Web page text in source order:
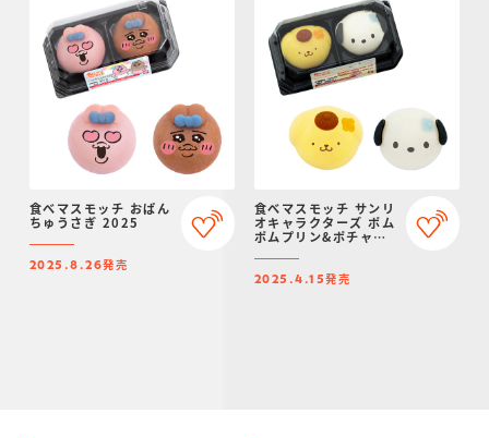
食べマスモッチ おぱん
ちゅうさぎ 2025
2025.8.26発売
食べマスモッチ サンリ
オキャラクターズ ポム
ポムプリン&ポチャッ
2025.4.15発売